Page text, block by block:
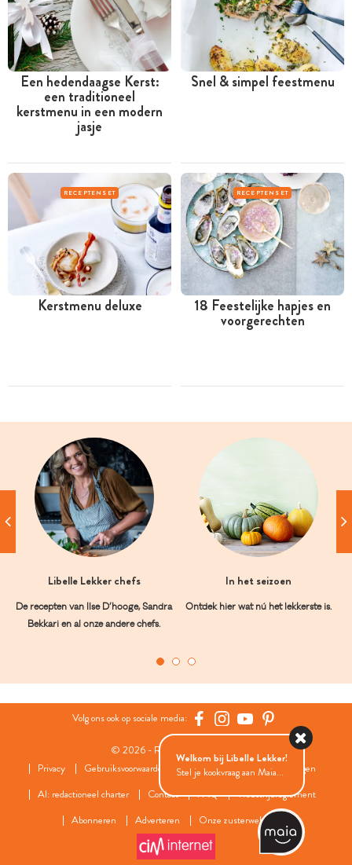
Een hedendaagse Kerst:
een traditioneel
kerstmenu in een modern
jasje
Snel & simpel feestmenu
RECEPTENSET
Kerstmenu deluxe
RECEPTENSET
18 Feestelijke hapjes en
voorgerechten
Libelle Lekker chefs
De recepten van Ilse D’hooge, Sandra
Bekkari en al onze andere chefs.
In het seizoen
Ontdek hier wat nú het lekkerste is.
Volg ons ook op sociale media:
© 2026 - Roularta Media Group
Privacy
Gebruiksvoorwaarden Cookies
Cookies instellingen
AI: redactioneel charter
Contact FAQ
Wedstrijdreglement
Abonneren
Adverteren Onze zusterwebsites
Welkom bij Libelle Lekker!
Stel je kookvraag aan Maia...